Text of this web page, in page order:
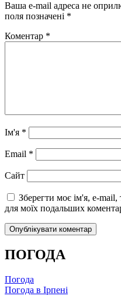
Ваша e-mail адреса не
поля позначені *
Коментар *
Ім'я *
Email *
Сайт
Зберегти моє ім'я, e-mail,
для моїх подальших
ПОГОДА
Погода
Погода в Ірпені